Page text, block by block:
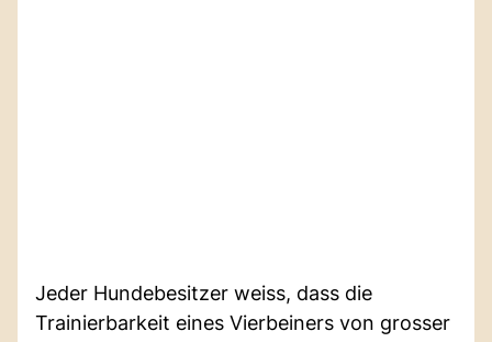
Jeder Hundebesitzer weiss, dass die
Trainierbarkeit eines Vierbeiners von grosser